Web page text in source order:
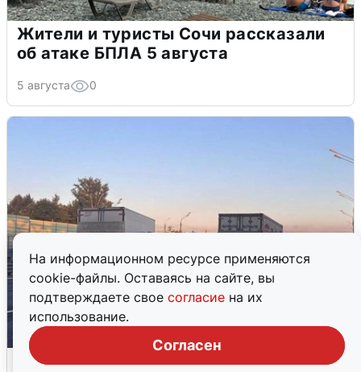
На информационном ресурсе применяются
cookie-файлы. Оставаясь на сайте, вы
подтверждаете свое согласие на их
использование.
Согласен
Жители и туристы Сочи рассказали
об атаке БПЛА 5 августа
5 августа 0
Пять машин столкнулись на